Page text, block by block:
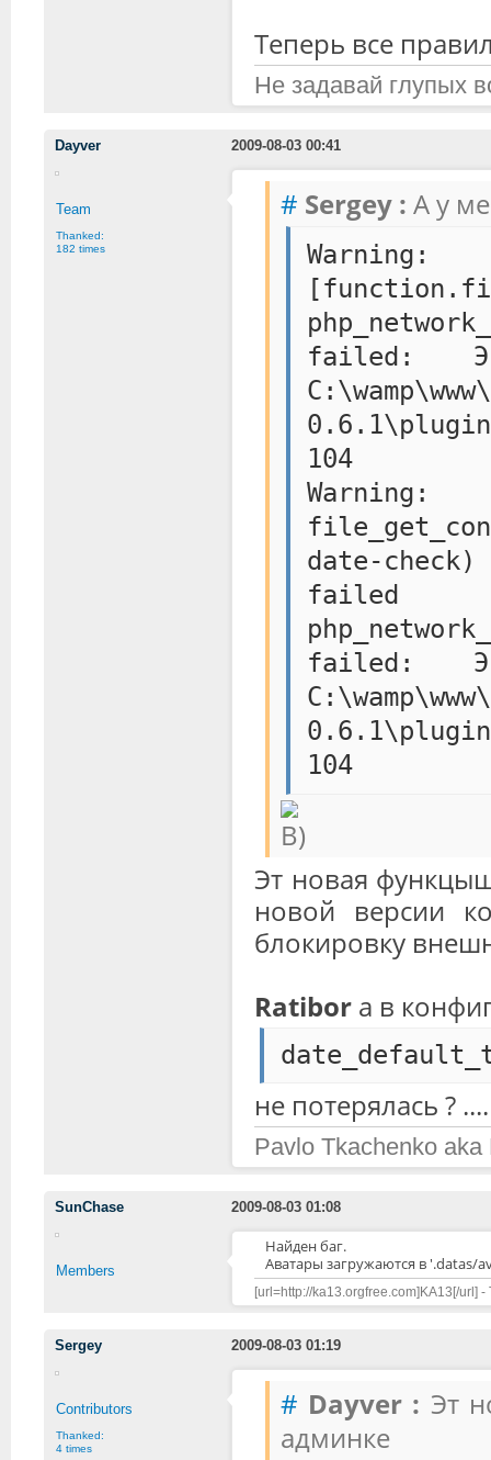
Теперь все
Не задавай глупых
Dayver 2009-08-03 00:41
Team
Thanked:
182 times
# Sergey : А у
failed:
104
Warning:
date-
failed
failed:
104
Эт новая
новой версии
блокировку
Ratibor а в
не потерялась ? ....
Pavlo Tkachenko aka
SunChase 2009-08-03 01:08
Members
Найден баг.
Аватары загружаются в '.datas/
[url=http://ka13.orgfree.com]KA13[/url]
Sergey 2009-08-03 01:19
Contributors
Thanked:
4 times
# Dayver : Эт
админке